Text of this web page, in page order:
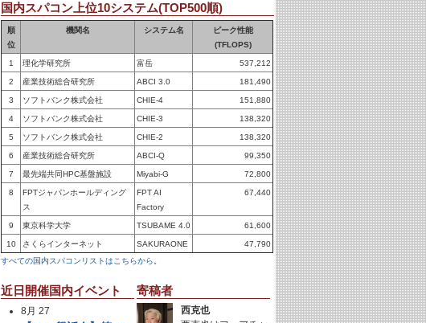
国内スパコン上位10システム(TOP500順)
順
位
機関名 システム名
ピーク性能
(TFLOPS)
1 理化学研究所 富岳 537,212
2 産業技術総合研究所 ABCI 3.0 181,490
3 ソフトバンク株式会社 CHIE-4 151,880
4 ソフトバンク株式会社 CHIE-3 138,320
5 ソフトバンク株式会社 CHIE-2 138,320
6 産業技術総合研究所 ABCI-Q 99,350
7 最先端共同HPC基盤施設 Miyabi-G 72,800
8
FPTジャパンホールディング
ス
FPT AI
Factory
67,440
9 東京科学大学 TSUBAME 4.0 61,600
10 さくらインターネット SAKURAONE
47,790
すべての国内スパコンリストはこちらから
近日開催国内イベント
8月 27
寄稿者
西克也